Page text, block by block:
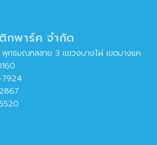
กพาร์ค จำกัด
ทธมณฑลสาย 3 แขวงบางไผ่ เขตบางแค